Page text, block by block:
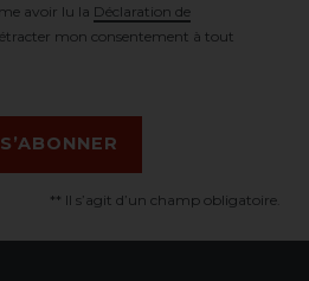
avoir lu la Déclaration de
rétracter mon consentement à tout
S’ABONNER
** Il s’agit d’un champ obligatoire.